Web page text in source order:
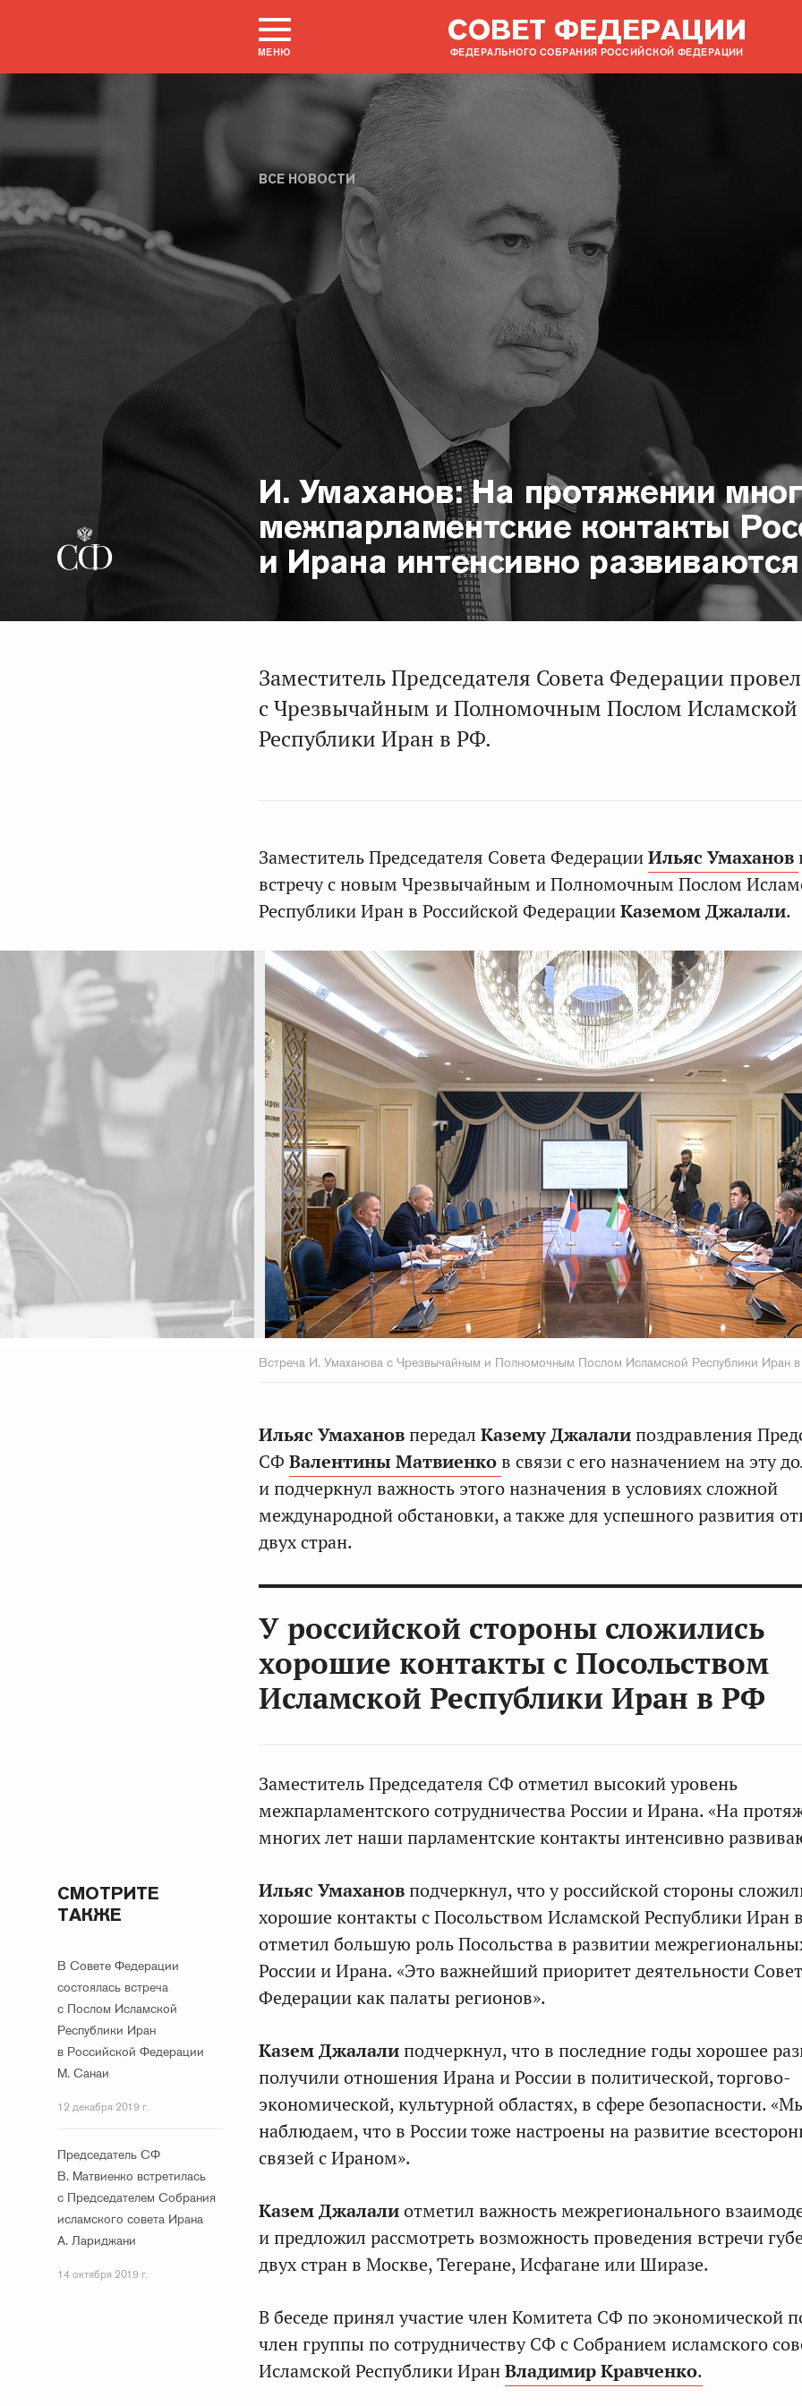
МЕНЮ
СОВЕТ ФЕДЕРАЦИИ
ФЕДЕРАЛЬНОГО СОБРАНИЯ РОССИЙСКОЙ ФЕДЕРАЦИИ
ВСЕ НОВОСТИ
И. Умаханов: На протяжении
межпарламентские контакты
и Ирана интенсивно развиваются
Заместитель Председателя Совета Федерации
с Чрезвычайным и Полномочным Послом Исламской
Республики Иран в РФ.
Заместитель Председателя Совета ФедерацииИльяс Умаханов
встречу с новым Чрезвычайным и Полномочным Послом
Республики Иран в Российской ФедерацииКаземом Джалали.
Встреча И. Умаханова с Чрезвычайным и Полномочным Послом Исламской Республики Иран
Ильяс Умахановпередал Казему Джалалипоздравления
СФ Валентины Матвиенков связи с его назначением на эту
и подчеркнул важность этого назначения в условиях сложной
международной обстановки, а также для успешного развития
двух стран.
У российской стороны сложились
хорошие контакты с Посольством
Исламской Республики Иран в РФ
Заместитель Председателя СФ отметил высокий уровень
межпарламентского сотрудничества России и Ирана. «На
многих лет наши парламентские контакты интенсивно
СМОТРИТЕ
ТАКЖЕ
В Совете Федерации
состоялась встреча
с Послом Исламской
Республики Иран
в Российской Федерации
М. Санаи
12 декабря 2019 г.
Председатель СФ
В. Матвиенко встретилась
с Председателем Собрания
исламского совета Ирана
А. Лариджани
14 октября 2019 г.
Ильяс Умахановподчеркнул, что у российской стороны
хорошие контакты с Посольством Исламской Республики Иран
отметил большую роль Посольства в развитии
России и Ирана. «Это важнейший приоритет деятельности
Федерации как палаты регионов».
Казем Джалалиподчеркнул, что в последние годы хорошее
получили отношения Ирана и России в политической, торгово-
экономической, культурной областях, в сфере безопасности.
наблюдаем, что в России тоже настроены на развитие
связей с Ираном».
Казем Джалалиотметил важность межрегионального
и предложил рассмотреть возможность проведения встречи
двух стран в Москве, Тегеране, Исфагане или Ширазе.
В беседе принял участие член Комитета СФ по экономической
член группы по сотрудничеству СФ с Собранием исламского
Исламской Республики ИранВладимир Кравченко.